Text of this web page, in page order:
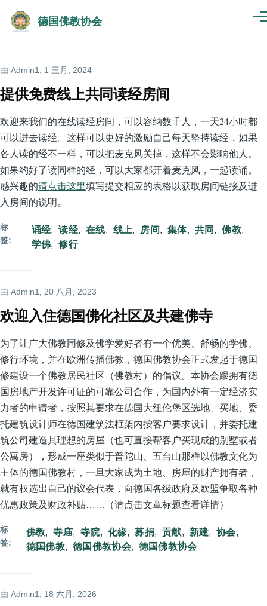
德国佛教协会
菜
由 Admin1 , 1 三月, 2024
提供免费线上共同读经房间
欢迎来我们的在线读经房间，可以容纳数千人，一天24小时都
可以进去读经。这样可以更好的激励自己每天坚持读经，如果
各人读的经不一样，可以把麦克风关掉，这样不会影响他人。
如果约好了读同样的经，可以大家都开着麦克风，一起读诵。
感兴趣的请点击这里填写提交相应的表格以获取房间链接及进
入房间的说明。
标
签
诵经 读经 在线 线上 房间 集体 共同
佛教
学佛
修行
由 Admin1 , 20 八月, 2023
欢迎入住德国佛化社区及共建佛寺
为了让广大佛教同修及佛学爱好者有一个优美、舒畅的学佛、
修行环境，并在欧洲传播佛教，德国佛教协会正式发起于德国
修建设一个佛教居民社区（佛教村）的倡议。本协会跟拥有德
国房地产开发许可证的可靠公司合作，为国内外有一定经济实
力者的申请者，按照其要求在德国大纽伦堡区选地、买地、委
托建筑设计师在德国建筑法框架内按客户要求设计，并委托建
筑公司建造其理想的房屋（也可直接帮客户买现成的别墅或者
公寓房），形成一座类似于普陀山、五台山那样以佛教文化为
主体的德国佛教村，一旦大家成为土地、房屋的财产拥有者，
就有权选出自己的议会代表，向德国各级政府及欧盟争取各种
优惠政策及财政补贴……（请点击文章标题查看详情）
标
签
佛教 寺庙 寺院 化缘 募捐 贡献 新建
协会
德国佛教
德国佛教协会 德国佛教协会
由 Admin1 , 18 六月, 2026